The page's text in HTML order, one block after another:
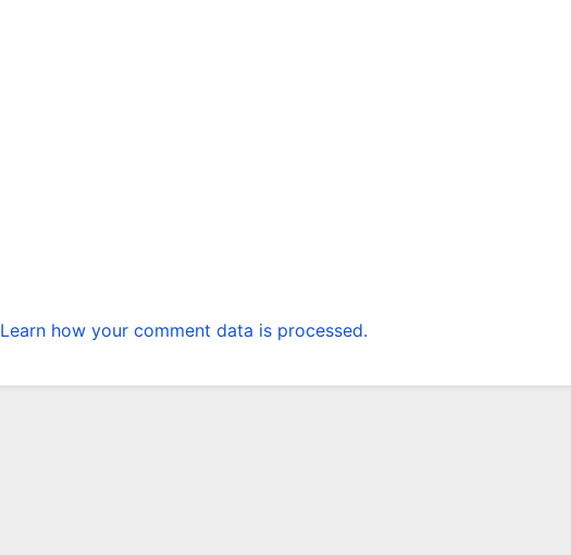
Learn how your comment data is processed.